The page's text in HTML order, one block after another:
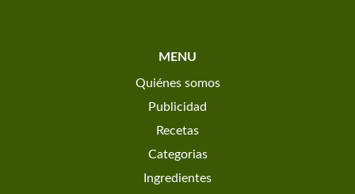
MENU
Quiénes somos
Publicidad
Recetas
Categorias
Ingredientes